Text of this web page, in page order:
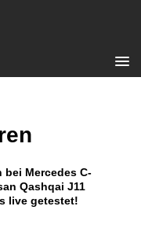
bei Mercedes C-
Qashqai J11
live getestet!